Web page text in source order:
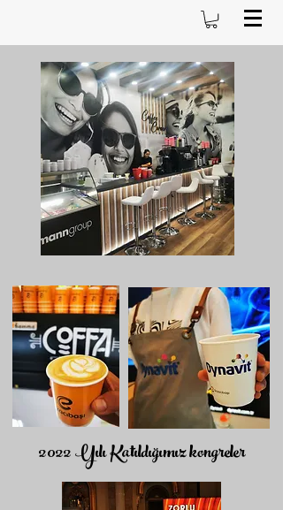
2022 Yılı Katıldığımız kongreler